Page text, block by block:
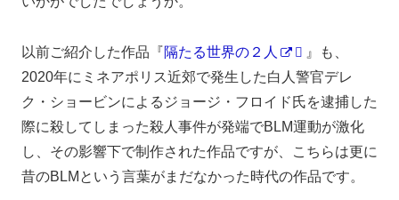
以前ご紹介した作品『隔たる世界の２人
』も、
2020年にミネアポリス近郊で発生した白人警官デレ
ク・ショービンによるジョージ・フロイド氏を逮捕した
際に殺してしまった殺人事件が発端でBLM運動が激化
し、その影響下で制作された作品ですが、こちらは更に
昔のBLMという言葉がまだなかった時代の作品です。